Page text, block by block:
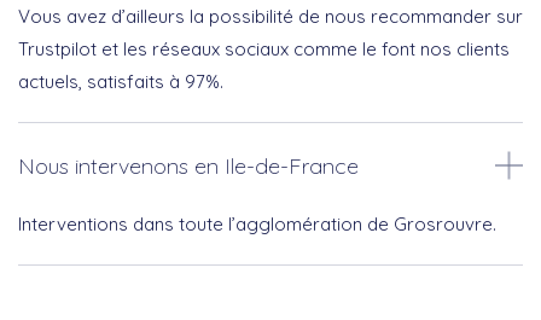
Vous avez d’ailleurs la possibilité de nous recommander sur
Trustpilot et les réseaux sociaux comme le font nos clients
actuels, satisfaits à 97%.
Nous intervenons en Ile-de-France
Interventions dans toute l’agglomération de Grosrouvre.